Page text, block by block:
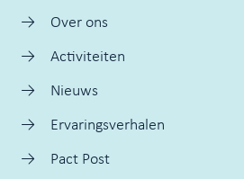
Over ons
Activiteiten
Nieuws
Ervaringsverhalen
Pact Post